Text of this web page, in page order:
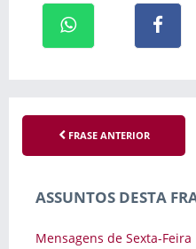
FRASE ANTERIOR
ASSUNTOS DESTA
Mensagens de Sexta-Feira